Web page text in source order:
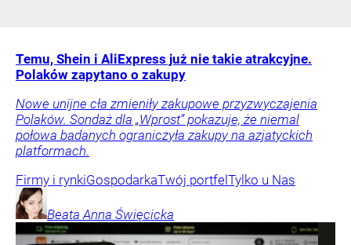
Temu, Shein i AliExpress już nie takie atrakcyjne.
Polaków zapytano o zakupy
Nowe unijne cła zmieniły zakupowe przyzwyczajenia
Polaków. Sondaż dla „Wprost” pokazuje, że niemal
połowa badanych ograniczyła zakupy na azjatyckich
platformach.
Firmy i rynkiGospodarkaTwój portfel Tylko u Nas
Beata Anna Święcicka